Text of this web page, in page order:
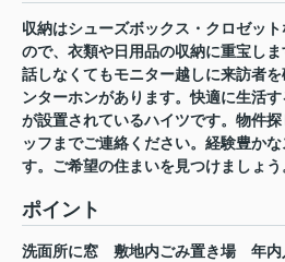
収納はシューズボックス・クロゼッ
ので、衣類や日用品の収納に重宝し
話しなくてもモニター越しに来訪者
ンターホンがあります。快適に生活
が設置されているハイツです。物件
ッフまでご連絡ください。経験豊か
す。ご希望の住まいを見つけましょう
ポイント
洗面所に窓 敷地内ごみ置き場 年内